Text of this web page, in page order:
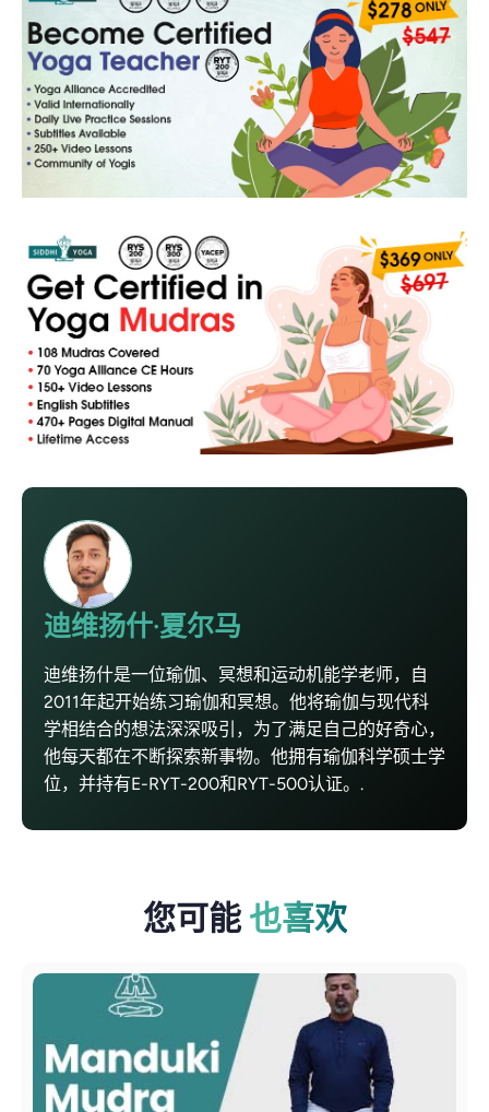
迪维扬什·夏尔马
迪维扬什是一位瑜伽、冥想和运动机能学老师，自
2011年起开始练习瑜伽和冥想。他将瑜伽与现代科
学相结合的想法深深吸引，为了满足自己的好奇心，
他每天都在不断探索新事物。他拥有瑜伽科学硕士学
位，并持有E-RYT-200和RYT-500认证。.
您可能 也喜欢